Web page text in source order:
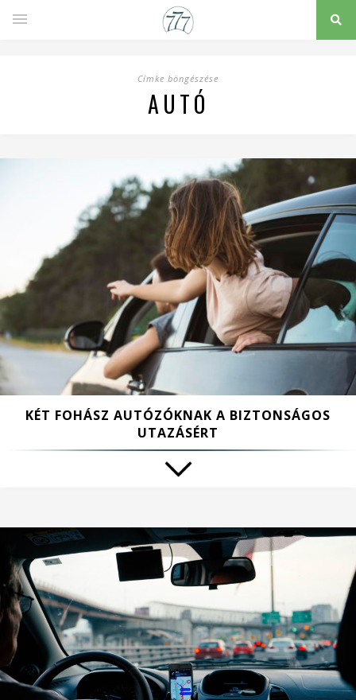
Címke böngészése
AUTÓ
KÉT FOHÁSZ AUTÓZÓKNAK A BIZTONSÁGOS
UTAZÁSÉRT